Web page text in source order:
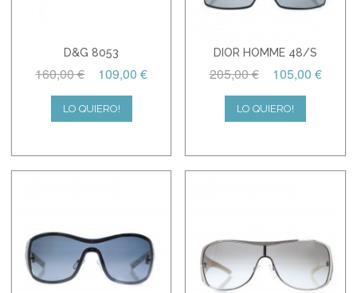
D&G 8053
160,00 € 109,00 €
LO QUIERO!
DIOR HOMME 48/S
205,00 € 105,00 €
LO QUIERO!